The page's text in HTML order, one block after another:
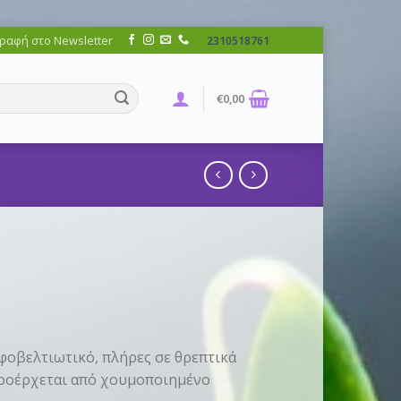
στο Newsletter 2310518761
€0,00
πλήρες σε θρεπτικά
από χουμοποιημένο